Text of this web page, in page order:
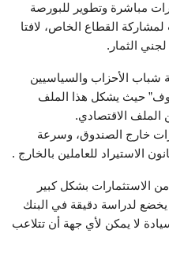
مباشرة وتطوير للبورصة
القطاع الخاص، لافتا
الثمار.
شباب الأحزاب والسياسيين
حيث يشكل هذا الملف
الملف الاقتصادي.
خارج الصندوق، وسرعة
الاستيراد للعاملين بالخارج .
الاستثمارات بشكل كبير
لدراسة دقيقة في البنك
لا يمكن لأي جهة أن تتلاعب